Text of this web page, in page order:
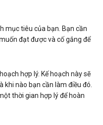
mục tiêu của bạn. Bạn cần
đạt được và cố gắng để
hợp lý. Kế hoạch này sẽ
khi nào bạn cần làm điều đó.
thời gian hợp lý để hoàn